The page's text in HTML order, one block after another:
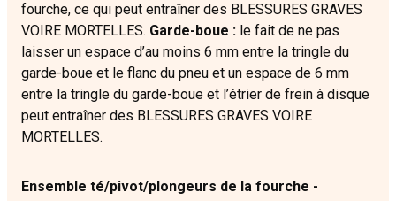
fourche, ce qui peut entraîner des BLESSURES GRAVES
VOIRE MORTELLES. Garde-boue : le fait de ne pas
laisser un espace d’au moins 6 mm entre la tringle du
garde-boue et le flanc du pneu et un espace de 6 mm
entre la tringle du garde-boue et l’étrier de frein à disque
peut entraîner des BLESSURES GRAVES VOIRE
MORTELLES.
Ensemble té/pivot/plongeurs de la fourche -